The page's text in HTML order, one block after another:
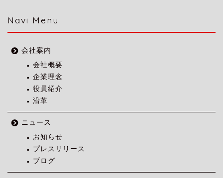
Navi Menu
会社案内
会社概要
企業理念
役員紹介
沿革
ニュース
お知らせ
プレスリリース
ブログ